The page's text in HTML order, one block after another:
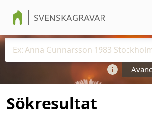
SVENSKAGRAVAR
Sökresultat